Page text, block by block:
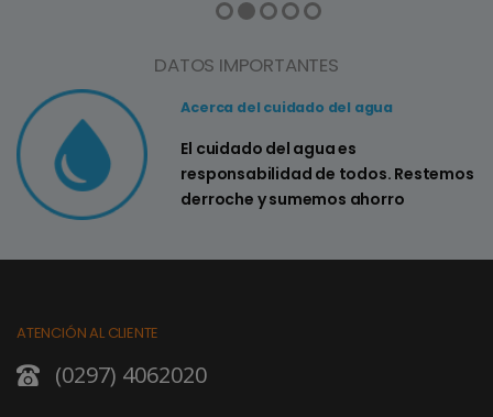
DATOS IMPORTANTES
Acerca del cuidado del agua
El cuidado del agua es
responsabilidad de todos. Restemos
derroche y sumemos ahorro
ATENCIÓN AL CLIENTE
(0297) 4062020